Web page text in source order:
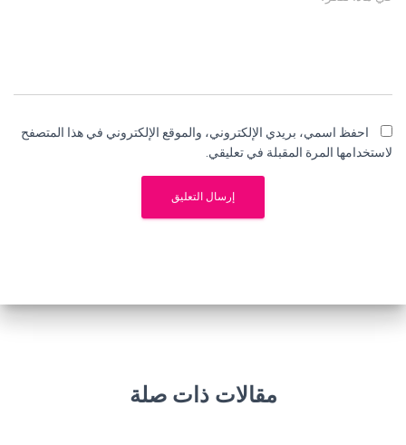
احفظ اسمي، بريدي الإلكتروني، والموقع الإلكتروني في هذا المتصفح
لاستخدامها المرة المقبلة في تعليقي.
مقالات ذات صلة